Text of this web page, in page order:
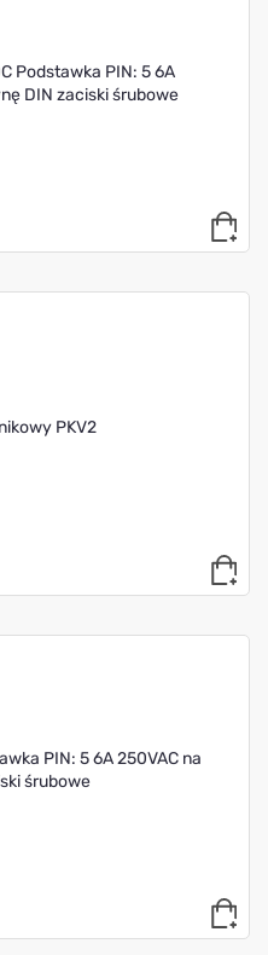
Podstawka PIN: 5 6A
DIN zaciski śrubowe
PKV2
PIN: 5 6A 250VAC na
śrubowe